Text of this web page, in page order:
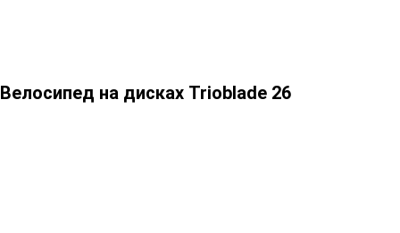
Велосипед на дисках Trioblade 26